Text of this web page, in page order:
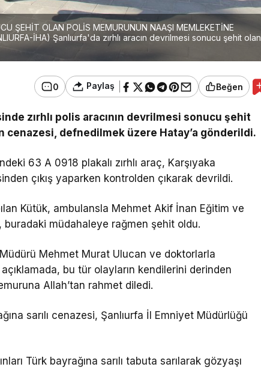
ŞEHİT OLAN POLİS MEMURUNUN NAAŞI MEMLEKETİNE
İHA) Şanlıurfa'da zırhlı aracın devrilmesi sonucu şehit olan
0 Paylaş Beğen
zırhlı polis aracının devrilmesi sonucu şehit
cenazesi, defnedilmek üzere Hatay’a gönderildi.
63 A 0918 plakalı zırhlı araç, Karşıyaka
çıkış yaparken kontrolden çıkarak devrildi.
Kütük, ambulansla Mehmet Akif İnan Eğitim ve
buradaki müdahaleye rağmen şehit oldu.
Mehmet Murat Ulucan ve doktorlarla
bu tür olayların kendilerini derinden
Allah’tan rahmet diledi.
sarılı cenazesi, Şanlıurfa İl Emniyet Müdürlüğü
Türk bayrağına sarılı tabuta sarılarak gözyaşı